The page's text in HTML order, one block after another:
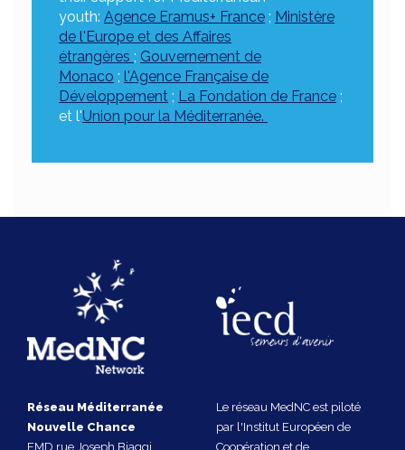
youth: Agence Eramus+ France ; Ministère
de l'Europe et des Affaires
étrangères ; Gouvernement de
Monaco ; l'Agence Française de
Développement ; La Fondation de France ;
et l'Union pour la Méditerranée.
Réseau Méditerranée
Nouvelle Chance
EMD rue Joseph Biaggi
Le réseau MedNC est piloté
par l'Institut Européen de
Coopération et de